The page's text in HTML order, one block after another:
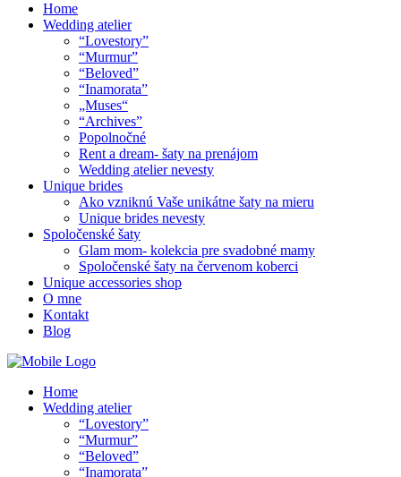
Home
Wedding atelier
“Lovestory”
“Murmur”
“Beloved”
“Inamorata”
„Muses“
“Archives”
Popolnočné
Rent a dream- šaty na prenájom
Wedding atelier nevesty
Unique brides
Ako vzniknú Vaše unikátne šaty na mieru
Unique brides nevesty
Spoločenské šaty
Glam mom- kolekcia pre svadobné mamy
Spoločenské šaty na červenom koberci
Unique accessories shop
O mne
Kontakt
Blog
Home
Wedding atelier
“Lovestory”
“Murmur”
“Beloved”
“Inamorata”